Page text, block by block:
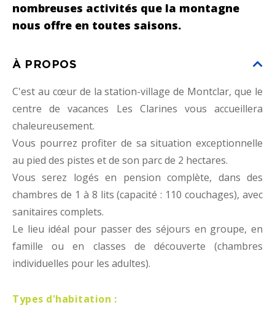
nombreuses activités que la montagne
nous offre en toutes saisons.
À PROPOS
C'est au cœur de la station-village de Montclar, que le
centre de vacances Les Clarines vous accueillera
chaleureusement.
Vous pourrez profiter de sa situation exceptionnelle
au pied des pistes et de son parc de 2 hectares.
Vous serez logés en pension complète, dans des
chambres de 1 à 8 lits (capacité : 110 couchages), avec
sanitaires complets.
Le lieu idéal pour passer des séjours en groupe, en
famille ou en classes de découverte (chambres
individuelles pour les adultes).
Types d'habitation :